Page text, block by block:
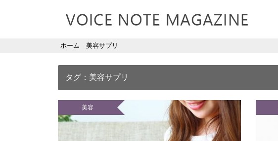
ホーム 美容サプリ
タグ：美容サプリ
美容